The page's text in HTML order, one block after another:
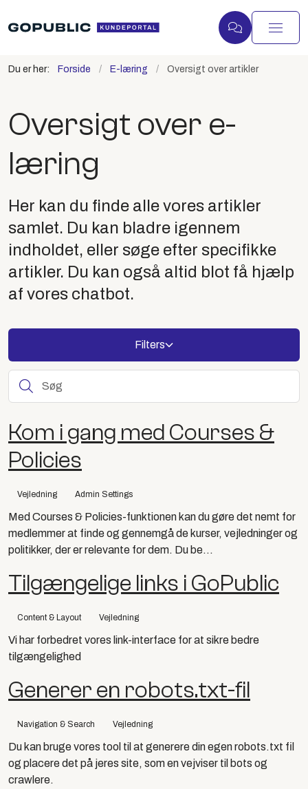
Du er her: Forside E-læring Oversigt over artikler
Oversigt over e-
læring
Her kan du finde alle vores artikler
samlet. Du kan bladre igennem
indholdet, eller søge efter specifikke
artikler. Du kan også altid blot få hjælp
af vores chatbot.
Filters
Kom i gang med Courses &
Policies
Vejledning Admin Settings
Med Courses & Policies-funktionen kan du gøre det nemt for
medlemmer at finde og gennemgå de kurser, vejledninger og
politikker, der er relevante for dem. Du be...
Tilgængelige links i GoPublic
Content & Layout Vejledning
Vi har forbedret vores link-interface for at sikre bedre
tilgængelighed
Generer en robots.txt-fil
Navigation & Search Vejledning
Du kan bruge vores tool til at generere din egen robots.txt fil
og placere det på jeres site, som en vejviser til bots og
crawlere.